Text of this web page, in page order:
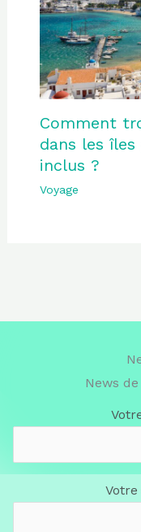
Comment
dans les îles
inclus ?
Voyage
News